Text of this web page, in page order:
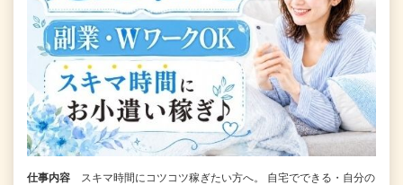
仕事内容
スキマ時間にコツコツ稼ぎたい方へ。 自宅でできる・自分の